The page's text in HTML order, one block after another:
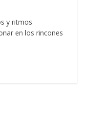
y ritmos
en los rincones